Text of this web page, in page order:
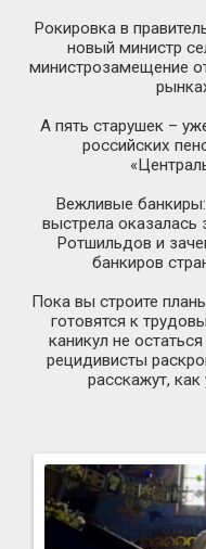
Рокировка в
новый министр
министрозамещение
А пять старушек –
российских
Вежливые
выстрела
Ротшильдов и
банкиров
Пока вы строите
готовятся к
каникул не
рецидивисты
расскажут,